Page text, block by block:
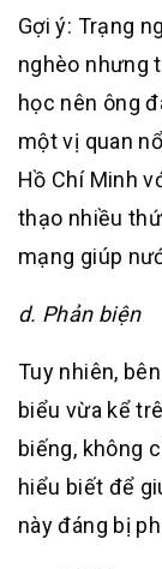
Gợi ý: Trạng
nghèo nhưng
học nên ông
một vị quan
Hồ Chí Minh
thạo nhiều
mạng giúp
d. Phản biện
Tuy nhiên,
biểu vừa kể
biếng, không
hiểu biết để
này đáng bị